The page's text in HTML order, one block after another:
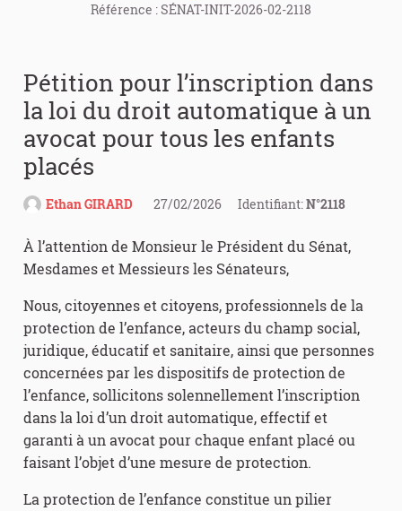
Référence : SÉNAT-INIT-2026-02-2118
Pétition pour l’inscription dans
la loi du droit automatique à un
avocat pour tous les enfants
placés
Ethan GIRARD 27/02/2026 Identifiant:N°2118
À l’attention de Monsieur le Président du Sénat,
Mesdames et Messieurs les Sénateurs,
Nous, citoyennes et citoyens, professionnels de la
protection de l’enfance, acteurs du champ social,
juridique, éducatif et sanitaire, ainsi que personnes
concernées par les dispositifs de protection de
l’enfance, sollicitons solennellement l’inscription
dans la loi d’un droit automatique, effectif et
garanti à un avocat pour chaque enfant placé ou
faisant l’objet d’une mesure de protection.
La protection de l’enfance constitue un pilier